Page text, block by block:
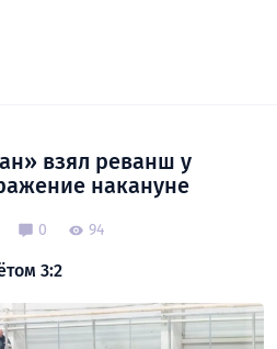
взял реванш у
накануне
0 94
3:2